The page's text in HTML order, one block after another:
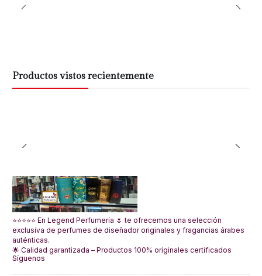
Productos vistos recientemente
⭐⭐⭐⭐⭐ En Legend Perfumería 🌷 te ofrecemos una selección
exclusiva de perfumes de diseñador originales y fragancias árabes
auténticas.
🌟 Calidad garantizada – Productos 100% originales certificados
Síguenos